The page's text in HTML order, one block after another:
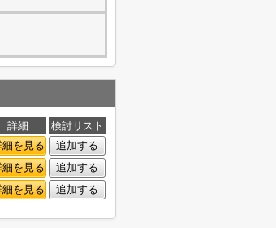
詳細
検討リスト
細を見る
追加する
細を見る
追加する
細を見る 追加する